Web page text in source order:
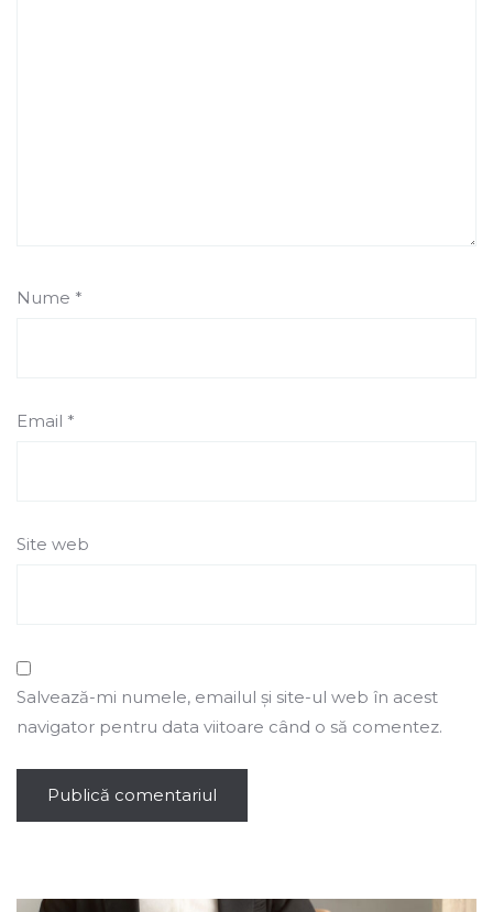
Nume *
Email *
Site web
Salvează-mi numele, emailul și site-ul web în acest
navigator pentru data viitoare când o să comentez.